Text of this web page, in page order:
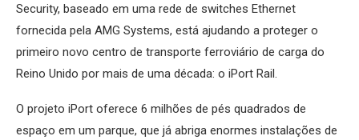
Security, baseado em uma rede de switches Ethernet
fornecida pela AMG Systems, está ajudando a proteger o
primeiro novo centro de transporte ferroviário de carga do
Reino Unido por mais de uma década: o iPort Rail.
O projeto iPort oferece 6 milhões de pés quadrados de
espaço em um parque, que já abriga enormes instalações de